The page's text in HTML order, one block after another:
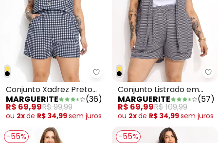
Marguerite - Conjunto Xadrez
Conjunto Xadrez Preto
em Malha
MARGUERITE (36)
R$ 69,99R$ 99,99
ou 2xde R$ 34,99sem juros
Conjunto Listrado em
Malha
MARGUERITE (57)
R$ 69,99R$ 109,99
ou 2xde R$ 34,99sem juros
-55% -55%